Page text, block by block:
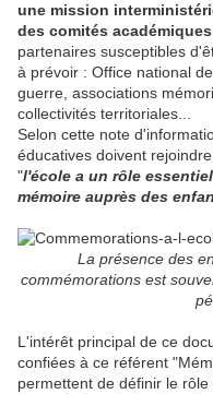
une mission
des comités académiques
partenaires susceptibles
à prévoir : Office national
guerre, associations
collectivités territoriales...
Selon cette note
éducatives doivent
"l'école a un rôle
mémoire auprès des
La présence des
commémorations est
L'intérêt principal de ce
confiées à ce référent
permettent de définir le